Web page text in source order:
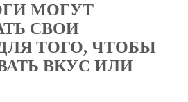
МОГУТ
СВОИ
ТОГО, ЧТОБЫ
ВКУС ИЛИ